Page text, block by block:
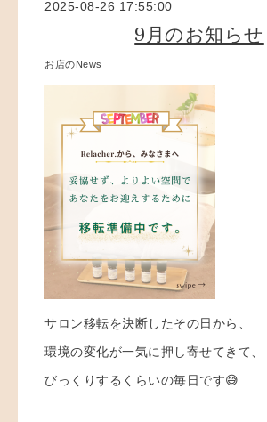
2025-08-26 17:55:00
9月のお知らせ
お店のNews
サロン移転を決断したその日から、
環境の変化が一気に押し寄せてきて、
びっくりするくらいの毎日です😅